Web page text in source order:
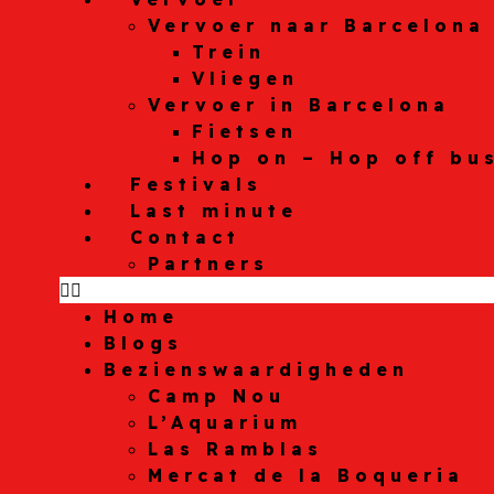
Vervoer naar Barcelona
Trein
Vliegen
Vervoer in Barcelona
Fietsen
Hop on – Hop off
Festivals
Last minute
Contact
Partners
Home
Blogs
Bezienswaardigheden
Camp Nou
L’Aquarium
Las Ramblas
Mercat de la Boqueria